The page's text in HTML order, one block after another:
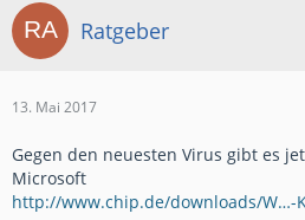
Ratgeber
13. Mai 2017
Gegen den neuesten Virus gibt es
Microsoft
http://www.chip.de/downloads/W…-